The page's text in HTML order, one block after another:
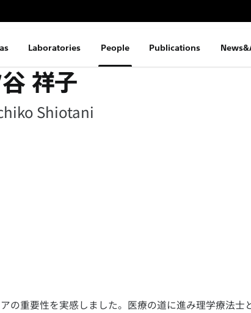
Laboratories People Publications
祥子
Shiotani
の重要性を実感しました。医療の道に進み理学療法士